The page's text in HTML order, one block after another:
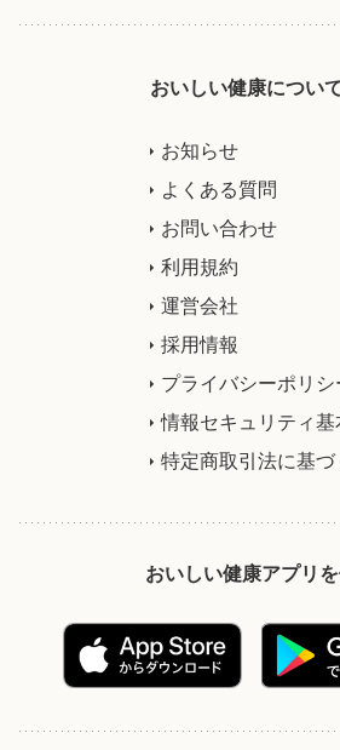
おいしい健康につい
お知らせ
よくある質問
お問い合わせ
利用規約
運営会社
採用情報
プライバシーポリシ
情報セキュリティ
特定商取引法に基
おいしい健康アプリ